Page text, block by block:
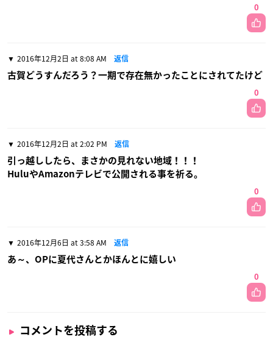
0
2016年12月2日 at 8:08 AM 返信
古賀どうすんだろう？一期で存在無かったことにされてたけど
0
2016年12月2日 at 2:02 PM 返信
引っ越ししたら、まさかの見れない地域！！！
HuluやAmazonテレビで公開される事を祈る。
0
2016年12月6日 at 3:58 AM 返信
あ～、OPに夏代さんとかほんとに嬉しい
0
コメントを投稿する